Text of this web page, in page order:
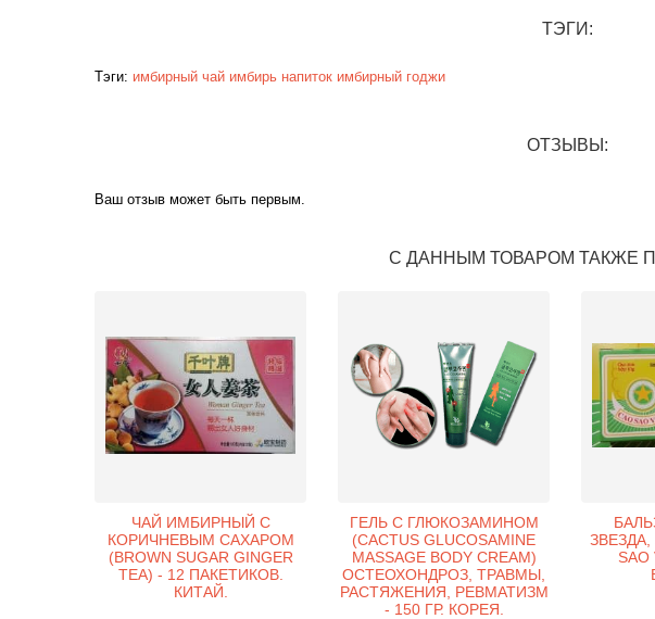
ТЭГИ:
Тэги: имбирный чай имбирь напиток имбирный годжи
ОТЗЫВЫ:
Ваш отзыв может быть первым.
С ДАННЫМ ТОВАРОМ ТАКЖЕ
ЧАЙ ИМБИРНЫЙ С
КОРИЧНЕВЫМ САХАРОМ
(BROWN SUGAR GINGER
TEA) - 12 ПАКЕТИКОВ.
КИТАЙ.
ГЕЛЬ С ГЛЮКОЗАМИНОМ
(CACTUS GLUCOSAMINE
MASSAGE BODY CREAM)
ОСТЕОХОНДРОЗ, ТРАВМЫ,
РАСТЯЖЕНИЯ, РЕВМАТИЗМ
- 150 ГР. КОРЕЯ.
ЗВЕЗДА,
SAO